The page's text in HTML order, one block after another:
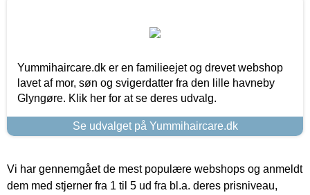
Yummihaircare.dk er en familieejet og drevet webshop
lavet af mor, søn og svigerdatter fra den lille havneby
Glyngøre. Klik her for at se deres udvalg.
Se udvalget på Yummihaircare.dk
Vi har gennemgået de mest populære webshops og anmeldt
dem med stjerner fra 1 til 5 ud fra bl.a. deres prisniveau,